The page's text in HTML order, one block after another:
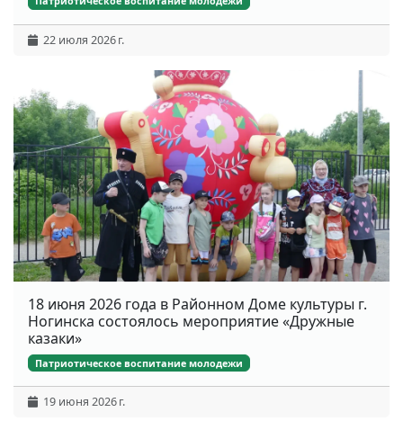
22 июля 2026 г.
18 июня 2026 года в Районном Доме культуры г.
Ногинска состоялось мероприятие «Дружные
казаки»
Патриотическое воспитание молодежи
19 июня 2026 г.